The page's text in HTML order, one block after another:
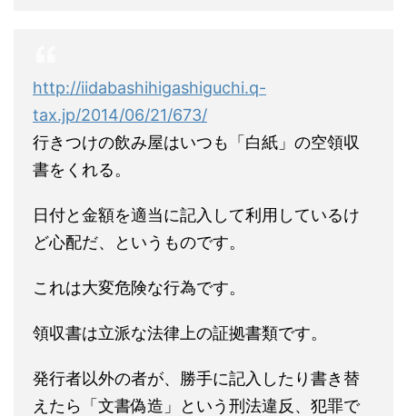
http://iidabashihigashiguchi.q-
tax.jp/2014/06/21/673/
行きつけの飲み屋はいつも「白紙」の空領収
書をくれる。
日付と金額を適当に記入して利用しているけ
ど心配だ、というものです。
これは大変危険な行為です。
領収書は立派な法律上の証拠書類です。
発行者以外の者が、勝手に記入したり書き替
えたら「文書偽造」という刑法違反、犯罪で